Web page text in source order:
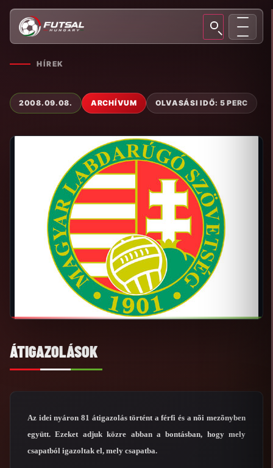
HÍREK
2008.09.08. ARCHÍVUM OLVASÁSI IDŐ: 5 PERC
ÁTIGAZOLÁSOK
Az idei nyáron 81 átigazolás történt a férfi és a nõi mezõnyben
együtt. Ezeket adjuk közre abban a bontásban, hogy mely
csapatból igazoltak el, mely csapatba.